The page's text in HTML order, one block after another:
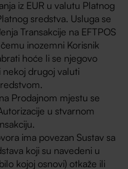
iz EUR u valutu Platnog
sredstva. Usluga se
Transakcije na EFTPOS
inozemni Korisnik
hoće li se njegovo
nekoj drugoj valuti
Prodajnom mjestu se
u stvarnom
ima povezan Sustav sa
koji su navedeni u
kojoj osnovi) otkaže ili